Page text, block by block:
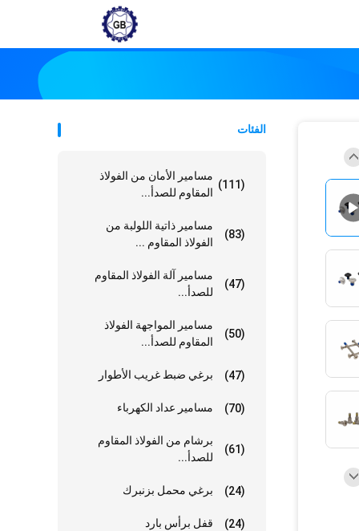
الفئات
مسامير الأمان من الفولاذ
المقاوم للصدأ...
(111)
مسامير ذاتية اللولبة من
الفولاذ المقاوم ...
(83)
مسامير آلة الفولاذ المقاوم
للصدأ...
(47)
مسامير المواجهة الفولاذ
المقاوم للصدأ...
(50)
برغي ضبط غريب الأطوار (47)
مسامير عداد الكهرباء (70)
برشام من الفولاذ المقاوم
للصدأ...
(61)
برغي محمل بزنبرك (24)
قفل برأس بارد (24)